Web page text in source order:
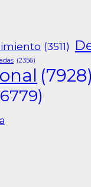
(3511)
(2356)
(7928)